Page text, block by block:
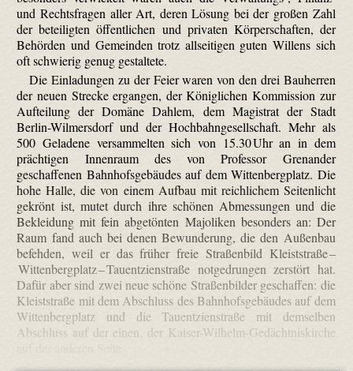
und Rechtsfragen aller Art, deren Lösung bei der großen Zahl
der beteiligten öffentlichen und privaten Körperschaften, der
Behörden und Gemeinden trotz allseitigen guten Willens sich
oft schwierig genug gestaltete.
Die Einladungen zu der Feier waren von den drei Bauherren
der neuen Strecke ergangen, der Königlichen Kommission zur
Aufteilung der Domäne Dahlem, dem Magistrat der Stadt
Berlin-Wilmersdorf und der Hochbahngesellschaft. Mehr als
500 Geladene versammelten sich von 15.30 Uhr an in dem
prächtigen Innenraum des von Professor Grenander
geschaffenen Bahnhofsgebäudes auf dem Wittenbergplatz. Die
hohe Halle, die von einem Aufbau mit reichlichem Seitenlicht
gekrönt ist, mutet durch ihre schönen Abmessungen und die
Bekleidung mit fein abgetönten Majoliken besonders an: Der
Raum fand auch bei denen Bewunderung, die den Außenbau
befehden, weil er das früher freie Straßenbild Kleiststraße –
Wittenbergplatz – Tauentzienstraße notgedrungen zerstört hat.
Dafür aber sind zwei neue schöne Straßenbilder geschaffen: die
Kleiststraße mit dem Abschluss des Bahnhofsgebäudes auf dem
Wittenbergplatz und die Tauentzienstraße mit demselben
Abschluss auf der einen, der Kaiser-Wilhelm-Gedächtniskirche